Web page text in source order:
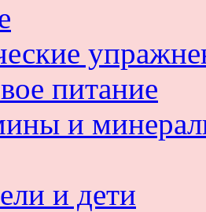
питание
и
и дети